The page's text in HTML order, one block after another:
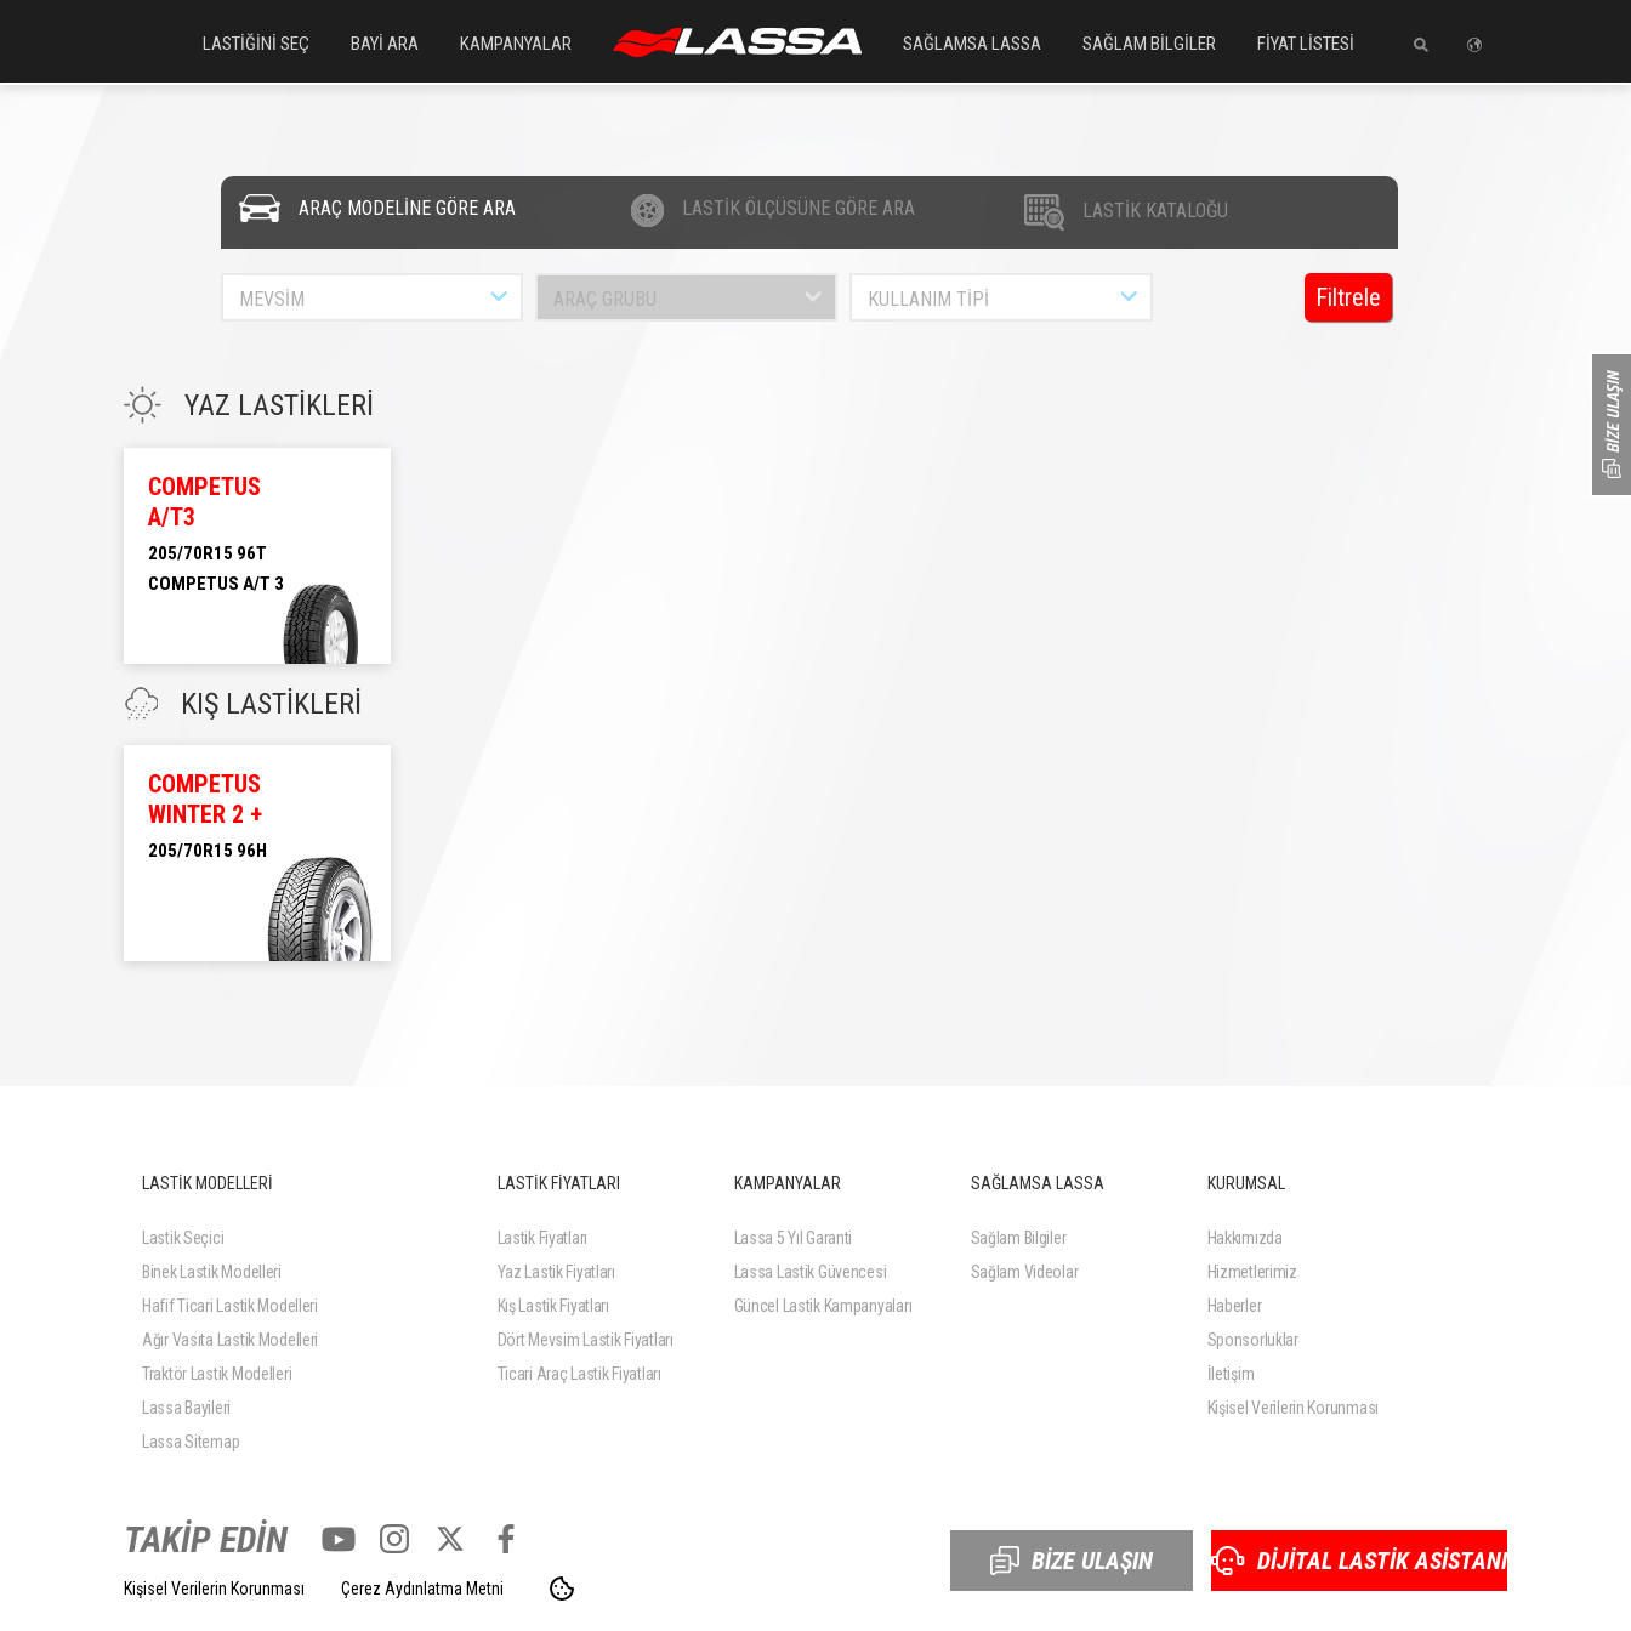
LASTİĞİNİ SEÇ BAYİ ARA KAMPANYALAR SAĞLAMSA LASSA SAĞLAM BİLGİLER FİYAT LİSTESİ
ARAÇ MODELİNE GÖRE ARA LASTİK ÖLÇÜSÜNE GÖRE ARA LASTİK KATALOĞU
MEVSİM ARAÇ GRUBU KULLANIM TİPİ Filtrele
YAZ LASTİKLERİ
COMPETUS
A/T3
205/70R15 96T
COMPETUS A/T 3
COMPETUS A/T 3
KIŞ LASTİKLERİ
COMPETUS
WINTER 2 +
205/70R15 96H
LASTİK MODELLERİ
Lastik Seçici
Binek Lastik Modelleri
Hafif Ticari Lastik Modelleri
Ağır Vasıta Lastik Modelleri
Traktör Lastik Modelleri
Lassa Bayileri
Lassa Sitemap
LASTİK FİYATLARI
Lastik Fiyatları
Yaz Lastik Fiyatları
Kış Lastik Fiyatları
Dört Mevsim Lastik Fiyatları
Ticari Araç Lastik Fiyatları
KAMPANYALAR
Lassa 5 Yıl Garanti
Lassa Lastik Güvencesi
Güncel Lastik Kampanyaları
SAĞLAMSA LASSA
Sağlam Bilgiler
Sağlam Videolar
KURUMSAL
Hakkımızda
Hizmetlerimiz
Haberler
Sponsorluklar
İletişim
Kişisel Verilerin Korunması
TAKİP EDİN
Kişisel Verilerin Korunması Çerez Aydınlatma Metni
BİZE ULAŞIN DİJİTAL LASTİK ASİSTANI